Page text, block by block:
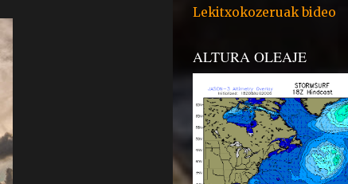
Lekitxokozeruak bideo
ALTURA OLEAJE